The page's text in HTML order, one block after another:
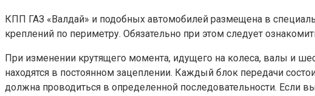
КПП ГАЗ «Валдай» и подобных автомобилей размещена в
креплений по периметру. Обязательно при этом следует
При изменении крутящего момента, идущего на колеса, валы и
находятся в постоянном зацеплении. Каждый блок передачи
должна проводиться в определенной последовательности. Если